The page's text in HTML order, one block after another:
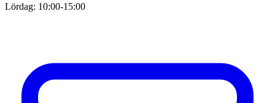
Lördag: 10:00-15:00